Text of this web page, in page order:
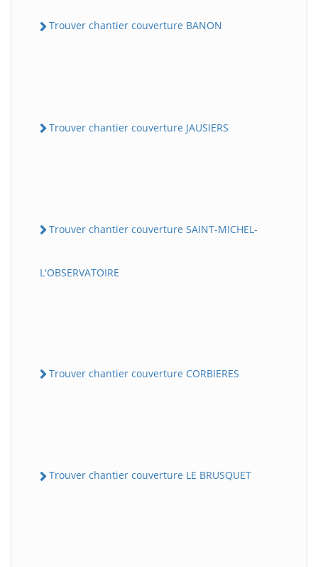
Trouver chantier couverture BANON
Trouver chantier couverture JAUSIERS
Trouver chantier couverture SAINT-MICHEL-
L'OBSERVATOIRE
Trouver chantier couverture CORBIERES
Trouver chantier couverture LE BRUSQUET